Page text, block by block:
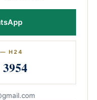
— H24